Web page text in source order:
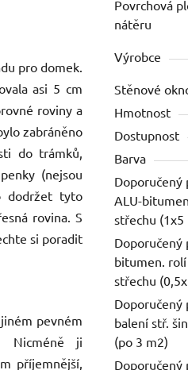
pro domek.
asi 5 cm
roviny a
zabráněno
do trámků,
(nejsou
dodržet tyto
rovina. S
si poradit
pevném
Nicméně ji
příjemnější,
Povrchová
nátěru
Výrobce
Stěnové
Hmotnost
Dostupnost
Barva
Doporučený
ALU-
střechu (1x5
Doporučený
bitumen. rolí
střechu
Doporučený
balení stř.
(po 3 m2)
Doporučený